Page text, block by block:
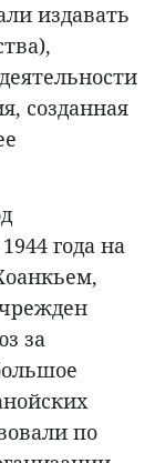
издавать
созданная
года на
за
по